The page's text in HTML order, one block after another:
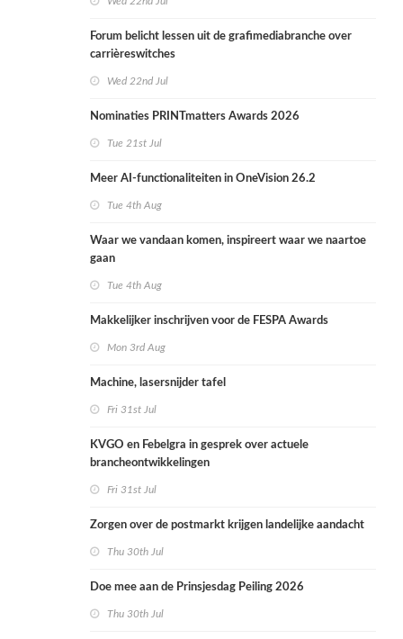
Forum belicht lessen uit de grafimediabranche over
carrièreswitches
Wed 22nd Jul
Nominaties PRINTmatters Awards 2026
Tue 21st Jul
Meer AI-functionaliteiten in OneVision 26.2
Tue 4th Aug
Waar we vandaan komen, inspireert waar we naartoe
gaan
Tue 4th Aug
Makkelijker inschrijven voor de FESPA Awards
Mon 3rd Aug
Machine, lasersnijder tafel
Fri 31st Jul
KVGO en Febelgra in gesprek over actuele
brancheontwikkelingen
Fri 31st Jul
Zorgen over de postmarkt krijgen landelijke aandacht
Thu 30th Jul
Doe mee aan de Prinsjesdag Peiling 2026
Thu 30th Jul